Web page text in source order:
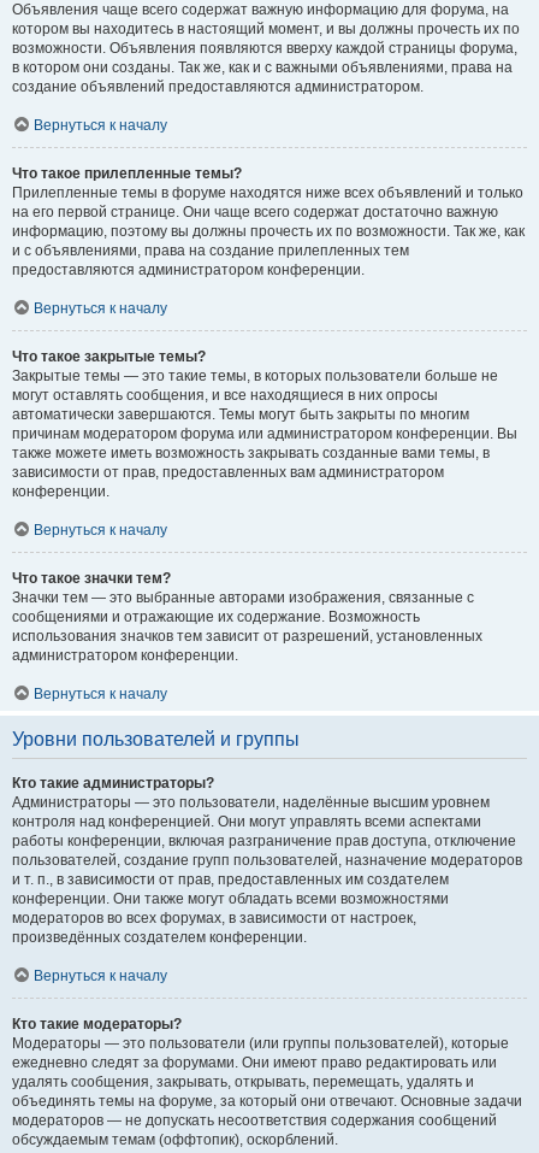
Объявления чаще всего содержат важную информацию для форума, на
котором вы находитесь в настоящий момент, и вы должны прочесть их по
возможности. Объявления появляются вверху каждой страницы форума,
в котором они созданы. Так же, как и с важными объявлениями, права на
создание объявлений предоставляются администратором.
Вернуться к началу
Что такое прилепленные темы?
Прилепленные темы в форуме находятся ниже всех объявлений и только
на его первой странице. Они чаще всего содержат достаточно важную
информацию, поэтому вы должны прочесть их по возможности. Так же, как
и с объявлениями, права на создание прилепленных тем
предоставляются администратором конференции.
Вернуться к началу
Что такое закрытые темы?
Закрытые темы — это такие темы, в которых пользователи больше не
могут оставлять сообщения, и все находящиеся в них опросы
автоматически завершаются. Темы могут быть закрыты по многим
причинам модератором форума или администратором конференции. Вы
также можете иметь возможность закрывать созданные вами темы, в
зависимости от прав, предоставленных вам администратором
конференции.
Вернуться к началу
Что такое значки тем?
Значки тем — это выбранные авторами изображения, связанные с
сообщениями и отражающие их содержание. Возможность
использования значков тем зависит от разрешений, установленных
администратором конференции.
Вернуться к началу
Уровни пользователей и группы
Кто такие администраторы?
Администраторы — это пользователи, наделённые высшим уровнем
контроля над конференцией. Они могут управлять всеми аспектами
работы конференции, включая разграничение прав доступа, отключение
пользователей, создание групп пользователей, назначение модераторов
и т. п., в зависимости от прав, предоставленных им создателем
конференции. Они также могут обладать всеми возможностями
модераторов во всех форумах, в зависимости от настроек,
произведённых создателем конференции.
Вернуться к началу
Кто такие модераторы?
Модераторы — это пользователи (или группы пользователей), которые
ежедневно следят за форумами. Они имеют право редактировать или
удалять сообщения, закрывать, открывать, перемещать, удалять и
объединять темы на форуме, за который они отвечают. Основные задачи
модераторов — не допускать несоответствия содержания сообщений
обсуждаемым темам (оффтопик), оскорблений.